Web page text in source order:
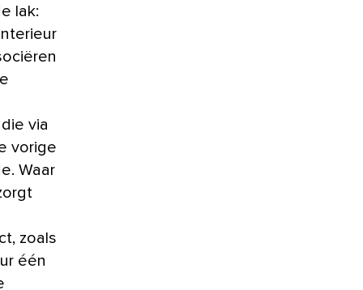
lak:
via
vorige
Waar
zoals
één